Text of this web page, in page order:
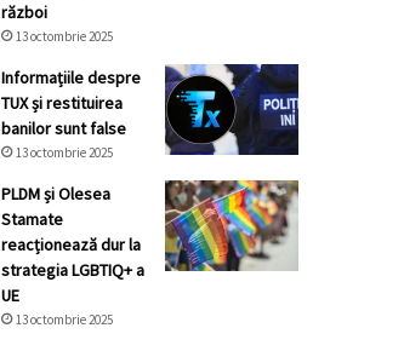
război
13 octombrie 2025
Informațiile despre
TUX și restituirea
banilor sunt false
13 octombrie 2025
PLDM și Olesea
Stamate
reacționează dur la
strategia LGBTIQ+ a
UE
13 octombrie 2025